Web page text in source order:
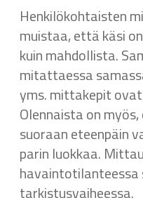
Henkilökohtaisten
muistaa, että käsi
kuin mahdollista.
mitattaessa
yms. mittakepit
Olennaista on
suoraan eteenpäin
parin luokkaa.
tarkistusvaiheessa.